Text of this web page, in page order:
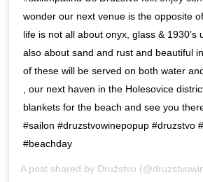
wonder our next venue is the opposite
life is not all about onyx, glass & 1930’s
also about sand and rust and beautiful
of these will be served on both water
, our next haven in the Holesovice
blankets for the beach and see you
#sailon #druzstvowinepopup #druzstvo
#beachday
A post shared by Družstvo